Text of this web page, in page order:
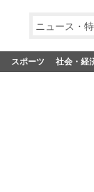
ニュース・
スポーツ 社会・経